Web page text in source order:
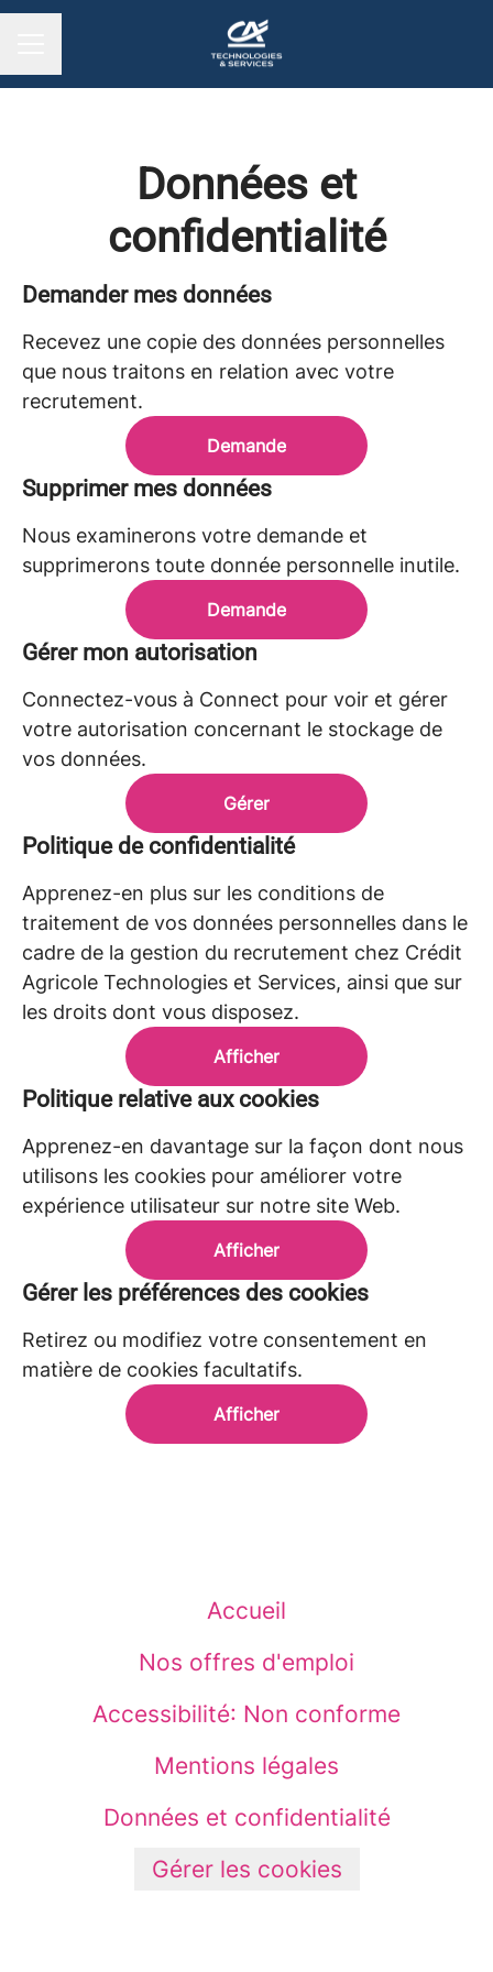
Données et
confidentialité
Demander mes données
Recevez une copie des données personnelles
que nous traitons en relation avec votre
recrutement.
Demande
Supprimer mes données
Nous examinerons votre demande et
supprimerons toute donnée personnelle inutile.
Demande
Gérer mon autorisation
Connectez-vous à Connect pour voir et gérer
votre autorisation concernant le stockage de
vos données.
Gérer
Politique de confidentialité
Apprenez-en plus sur les conditions de
traitement de vos données personnelles dans le
cadre de la gestion du recrutement chez Crédit
Agricole Technologies et Services, ainsi que sur
les droits dont vous disposez.
Afficher
Politique relative aux cookies
Apprenez-en davantage sur la façon dont nous
utilisons les cookies pour améliorer votre
expérience utilisateur sur notre site Web.
Afficher
Gérer les préférences des cookies
Retirez ou modifiez votre consentement en
matière de cookies facultatifs.
Afficher
Accueil
Nos offres d'emploi
Accessibilité: Non conforme
Mentions légales
Données et confidentialité
Gérer les cookies